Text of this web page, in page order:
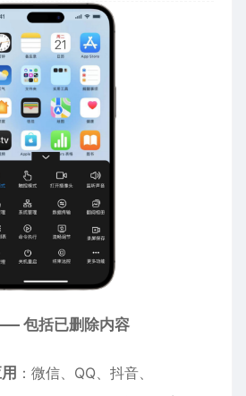
包括已删除内容
：微信、QQ、抖音、